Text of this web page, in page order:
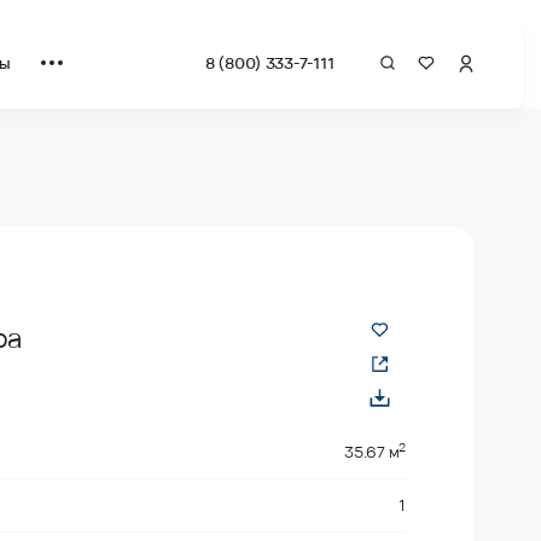
8 (800) 333-7-111
35.67 м2
1